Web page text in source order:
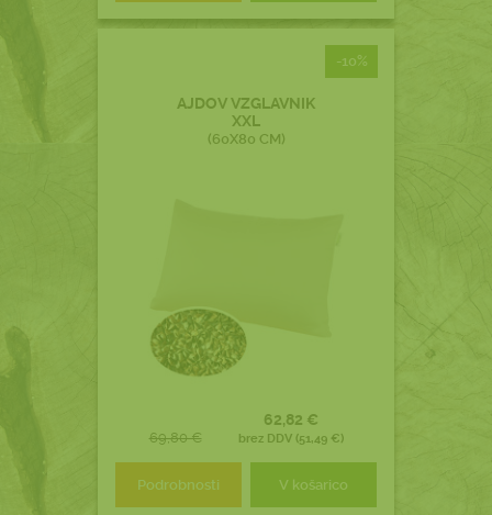
-10%
AJDOV VZGLAVNIK
XXL
(60X80 CM)
69,80 €
62,82 €
brez DDV (51,49 €)
Podrobnosti V košarico